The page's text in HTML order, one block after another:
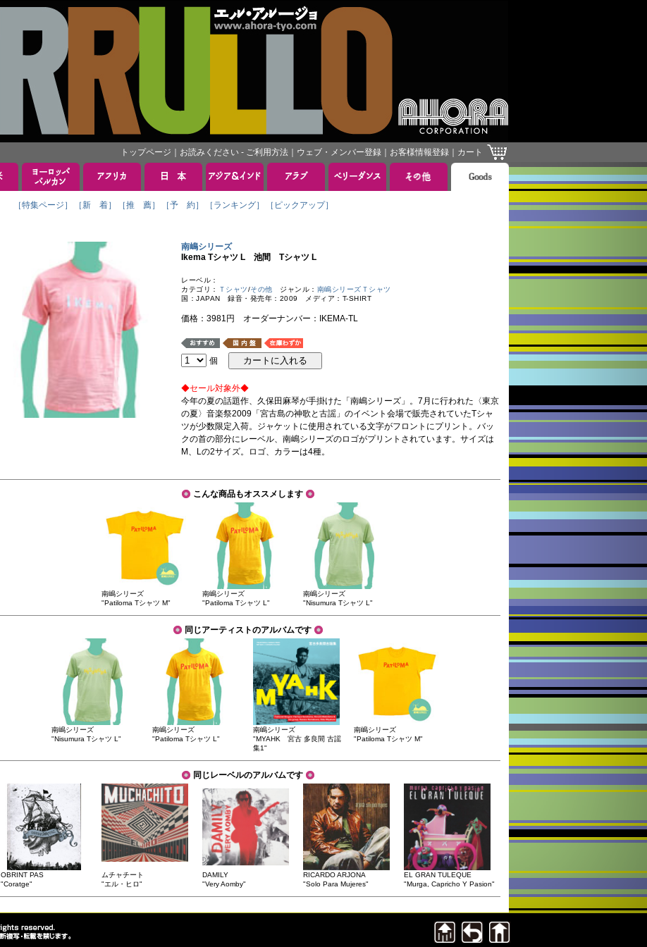
トップページ お読みください - ご利用方法 ウェブ・メンバー登録 お客様情報登録 カート
［特集ページ］ ［新 着］ ［推 薦］ ［予 約］ ［ランキング］ ［ピックアップ］
南嶋シリーズ
Ikema Tシャツ L 池間 Tシャツ L
レーベル：
カテゴリ：
Ｔシャツ/その他 ジャンル： 南嶋シリーズＴシャツ
国：JAPAN 録音・発売年：2009 メディア：T-SHIRT
価格：3981円 オーダーナンバー：IKEMA-TL
個
◆セール対象外◆
今年の夏の話題作、久保田麻琴が手掛けた「南嶋シリーズ」。7月に行われた〈東京
の夏〉音楽祭2009「宮古島の神歌と古謡」のイベント会場で販売されていたTシャ
ツが少数限定入荷。ジャケットに使用されている文字がフロントにプリント。バッ
クの首の部分にレーベル、南嶋シリーズのロゴがプリントされています。 サイズは
M、Lの2サイズ。ロゴ、カラーは4種。
こんな商品もオススメします
南嶋シリーズ
"Patiloma Tシャツ M"
南嶋シリーズ
"Patiloma Tシャツ L"
南嶋シリーズ
"Nisumura Tシャツ L"
同じアーティストのアルバムです
南嶋シリーズ
"Nisumura Tシャツ L"
南嶋シリーズ
"Patiloma Tシャツ L"
南嶋シリーズ
"MYAHK 宮古 多良間 古謡
集1"
南嶋シリーズ
"Patiloma Tシャツ M"
同じレーベルのアルバムです
OBRINT PAS
"Coratge"
ムチャチート
"エル・ヒロ"
DAMILY
"Very Aomby"
RICARDO ARJONA
"Solo Para Mujeres"
EL GRAN TULEQUE
"Murga, Capricho Y Pasion"